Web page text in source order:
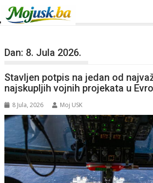
Dan: 8. Jula 2026.
Stavljen potpis na jedan od
najskupljih vojnih projekata u
8 Jula, 2026 Moj USK